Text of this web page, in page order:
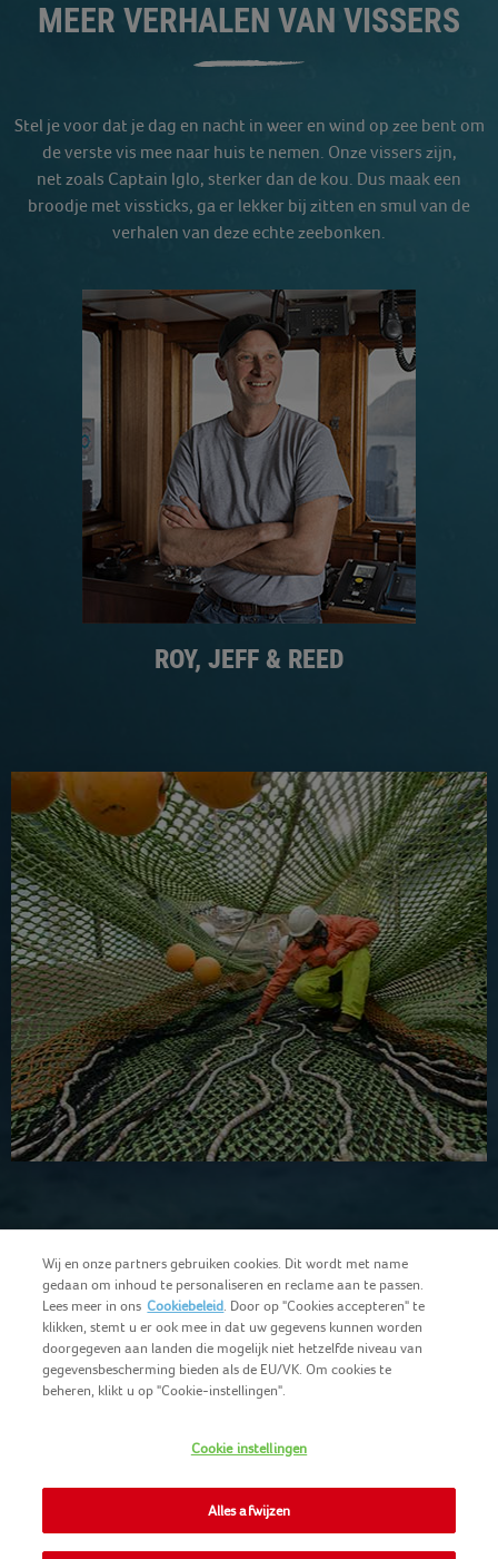
MEER VERHALEN VAN VISSERS
Stel je voor dat je dag en nacht in weer en wind op zee bent om
de verste vis mee naar huis te nemen. Onze vissers zijn,
net zoals Captain Iglo, sterker dan de kou. Dus maak een
broodje met vissticks, ga er lekker bij zitten en smul van de
verhalen van deze echte zeebonken.
ROY, JEFF & REED
COPYRIGHT IGLO 2025
CONTACTEER ONS
COOKIE-POLICY
NOMAD FOODS
PRIVACY-POLICY
Wij en onze partners gebruiken cookies. Dit wordt met name
gedaan om inhoud te personaliseren en reclame aan te passen.
Lees meer in ons Cookiebeleid. Door op "Cookies accepteren" te
klikken, stemt u er ook mee in dat uw gegevens kunnen worden
doorgegeven aan landen die mogelijk niet hetzelfde niveau van
gegevensbescherming bieden als de EU/VK. Om cookies te
beheren, klikt u op "Cookie-instellingen".
Cookie instellingen
Alles afwijzen